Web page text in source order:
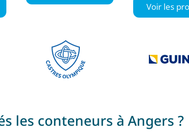
Voir les
les conteneurs à Angers ?